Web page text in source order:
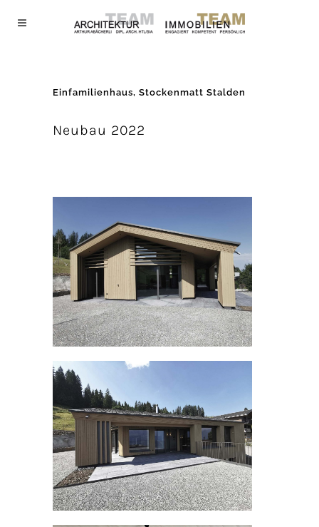
Einfamilienhaus, Stockenmatt Stalden
Neubau 2022